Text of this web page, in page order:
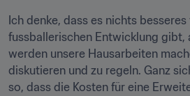
Ich denke, dass es nichts
fussballerischen Entwicklung gibt,
werden unsere Hausarbeiten
diskutieren und zu regeln. Ganz
so, dass die Kosten für eine